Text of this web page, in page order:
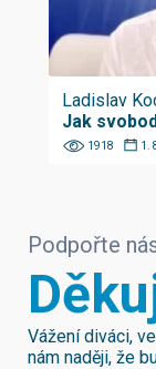
Ladislav
Jak
1918 1.
Podpořte
Vážení diváci,
nám naději, že